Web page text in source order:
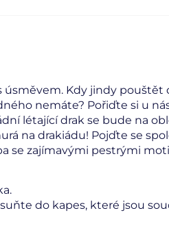
úsměvem. Kdy jindy pouštět
nemáte? Pořiďte si u
létající drak se bude na
na drakiádu! Pojďte se
se zajímavými pestrými
do kapes, které jsou